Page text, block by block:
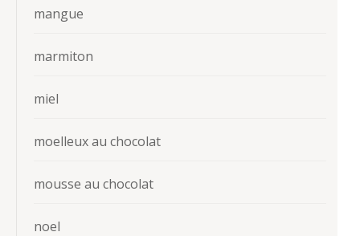
mangue
marmiton
miel
moelleux au chocolat
mousse au chocolat
noel